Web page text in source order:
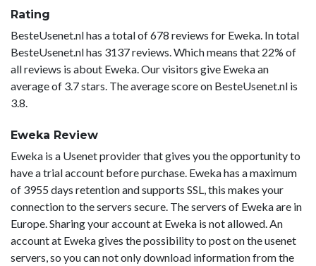
Rating
BesteUsenet.nl has a total of 678 reviews for Eweka. In total
BesteUsenet.nl has 3137 reviews. Which means that 22% of
all reviews is about Eweka. Our visitors give Eweka an
average of 3.7 stars. The average score on BesteUsenet.nl is
3.8.
Eweka Review
Eweka is a Usenet provider that gives you the opportunity to
have a trial account before purchase. Eweka has a maximum
of 3955 days retention and supports SSL, this makes your
connection to the servers secure. The servers of Eweka are in
Europe. Sharing your account at Eweka is not allowed. An
account at Eweka gives the possibility to post on the usenet
servers, so you can not only download information from the